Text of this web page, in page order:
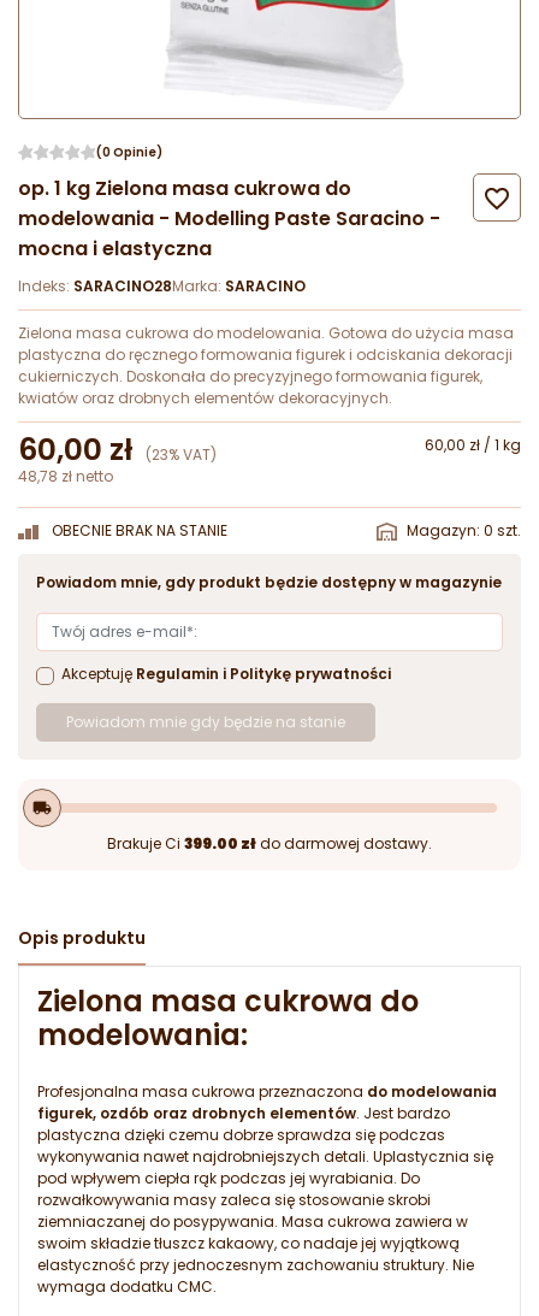
(0 Opinie)
op. 1 kg Zielona masa cukrowa do
modelowania - Modelling Paste Saracino -
mocna i elastyczna

Indeks: SARACINO28Marka: SARACINO
Zielona masa cukrowa do modelowania. Gotowa do użycia masa
plastyczna do ręcznego formowania figurek i odciskania dekoracji
cukierniczych. Doskonała do precyzyjnego formowania figurek,
kwiatów oraz drobnych elementów dekoracyjnych.
60,00 zł (23% VAT)
60,00 zł / 1 kg
48,78 zł netto
OBECNIE BRAK NA STANIE Magazyn: 0 szt.
Powiadom mnie, gdy produkt będzie dostępny w magazynie
Akceptuję Regulamin i Politykę prywatności
Powiadom mnie gdy będzie na stanie
local_shipping
Brakuje Ci 399.00 złdo darmowej dostawy.
Opis produktu
Zielona masa cukrowa do
modelowania:
Profesjonalna masa cukrowa przeznaczona do modelowania
figurek, ozdób oraz drobnych elementów. Jest bardzo
plastyczna dzięki czemu dobrze sprawdza się podczas
wykonywania nawet najdrobniejszych detali. Uplastycznia się
pod wpływem ciepła rąk podczas jej wyrabiania. Do
rozwałkowywania masy zaleca się stosowanie skrobi
ziemniaczanej do posypywania. Masa cukrowa zawiera w
swoim składzie tłuszcz kakaowy, co nadaje jej wyjątkową
elastyczność przy jednoczesnym zachowaniu struktury. Nie
wymaga dodatku CMC.